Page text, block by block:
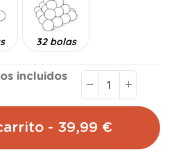
32 bolas
incluidos
- 39,99 €